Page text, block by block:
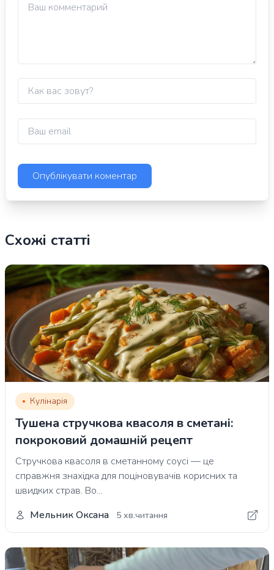
Схожі статті
Кулінарія
Тушена стручкова квасоля в сметані:
покроковий домашній рецепт
Стручкова квасоля в сметанному соусі — це
справжня знахідка для поціновувачів корисних та
швидких страв. Во...
Мельник Оксана
5 хв.читання